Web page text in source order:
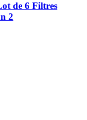
de 6 Filtres
2